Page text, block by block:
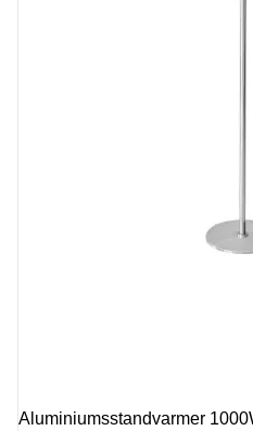
Aluminiumsstandvarmer